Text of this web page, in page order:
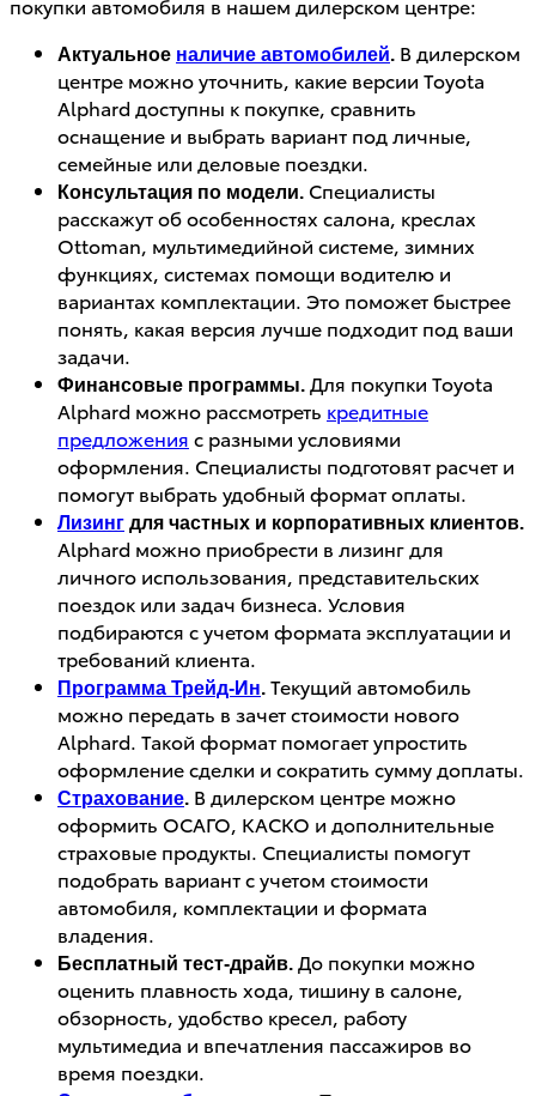
Актуальное наличие автомобилей. В дилерском
центре можно уточнить, какие версии Toyota
Alphard доступны к покупке, сравнить
оснащение и выбрать вариант под личные,
семейные или деловые поездки.
Консультация по модели. Специалисты
расскажут об особенностях салона, креслах
Ottoman, мультимедийной системе, зимних
функциях, системах помощи водителю и
вариантах комплектации. Это поможет быстрее
понять, какая версия лучше подходит под ваши
задачи.
Финансовые программы. Для покупки Toyota
Alphard можно рассмотреть кредитные
предложения с разными условиями
оформления. Специалисты подготовят расчет и
помогут выбрать удобный формат оплаты.
Лизинг для частных и корпоративных клиентов.
Alphard можно приобрести в лизинг для
личного использования, представительских
поездок или задач бизнеса. Условия
подбираются с учетом формата эксплуатации и
требований клиента.
Программа Трейд-Ин. Текущий автомобиль
можно передать в зачет стоимости нового
Alphard. Такой формат помогает упростить
оформление сделки и сократить сумму доплаты.
Страхование. В дилерском центре можно
оформить ОСАГО, КАСКО и дополнительные
страховые продукты. Специалисты помогут
подобрать вариант с учетом стоимости
автомобиля, комплектации и формата
владения.
Бесплатный тест-драйв. До покупки можно
оценить плавность хода, тишину в салоне,
обзорность, удобство кресел, работу
мультимедиа и впечатления пассажиров во
время поездки.